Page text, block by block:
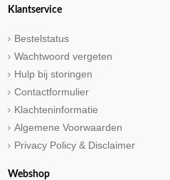
Klantservice
Bestelstatus
Wachtwoord vergeten
Hulp bij storingen
Contactformulier
Klachteninformatie
Algemene Voorwaarden
Privacy Policy & Disclaimer
Webshop